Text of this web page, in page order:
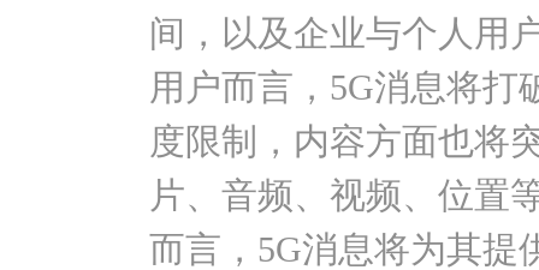
间，以及企业与个人用
用户而言，5G消息将打
度限制，内容方面也将
片、音频、视频、位置
而言，5G消息将为其提